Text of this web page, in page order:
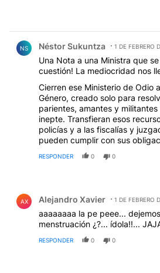
NS Néstor Sukuntza 1 DE FEBRERO
Una Nota a una Ministra que
cuestión! La mediocridad nos
Cierren ese Ministerio de Odio
Género, creado solo para
parientes, amantes y
inepte. Transfieran esos
policías y a las fiscalías y
pueden cumplir con sus
RESPONDER 0 0
AX Alejandro Xavier 1 DE FEBRERO
aaaaaaaa la pe peee...
menstruación ¿?... ídola!!...
RESPONDER 0 0